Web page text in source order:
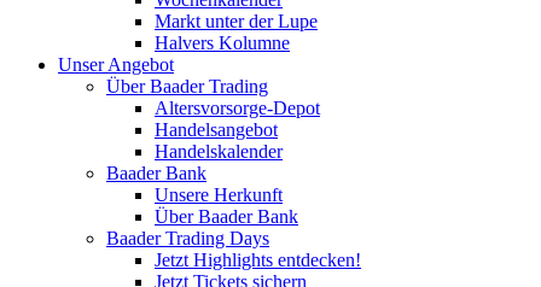
Markt unter der Lupe
Halvers Kolumne
Unser Angebot
Über Baader Trading
Altersvorsorge-Depot
Handelsangebot
Handelskalender
Baader Bank
Unsere Herkunft
Über Baader Bank
Baader Trading Days
Jetzt Highlights entdecken!
Jetzt Tickets sichern